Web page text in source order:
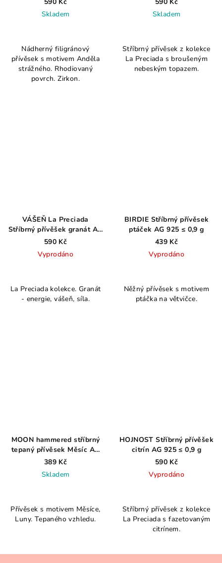
Skladem
produktu
je
5,0
z
Nádherný filigránový
přívěsek s motivem Anděla
strážného. Rhodiovaný
povrch. Zirkon.
Skladem
Stříbrný přívěsek z kolekce
La Preciada s broušeným
nebeským topazem.
VÁŠEŇ La Preciada
Stříbrný přívěšek granát AG
925 ≤ 0,9 g
590 Kč
Vyprodáno
La Preciada kolekce. Granát
- energie, vášeň, síla.
BIRDIE Stříbrný přívěsek
ptáček AG 925 ≤ 0,9 g
439 Kč
Vyprodáno
produktu
je
Něžný přívěsek s motivem
ptáčka na větvičce.
MOON hammered stříbrný
tepaný přívěsek Měsíc AG
925 ≤ 0,7 g
389 Kč
Skladem
Přívěsek s motivem Měsíce,
Luny. Tepaného vzhledu.
HOJNOST Stříbrný přívěšek
citrín AG 925 ≤ 0,9 g
590 Kč
Vyprodáno
produktu
je
4,0
Stříbrný přívěsek z kolekce
La Preciada s fazetovaným
citrínem.